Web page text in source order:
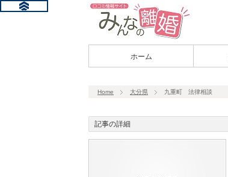
ホーム
Home 大分県 九重町 法律相談
記事の詳細